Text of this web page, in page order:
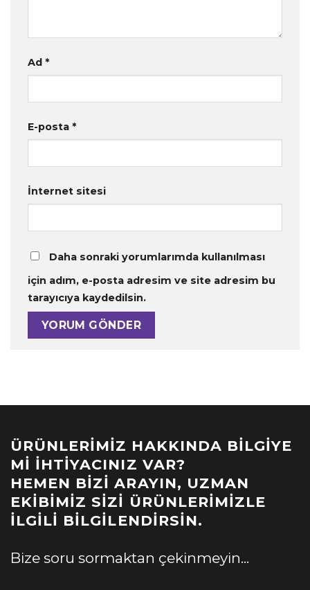
Ad *
E-posta *
İnternet sitesi
Daha sonraki yorumlarımda kullanılması
için adım, e-posta adresim ve site adresim bu
tarayıcıya kaydedilsin.
ÜRÜNLERIMIZ HAKKINDA BILGIYE
MI İHTIYACINIZ VAR?
HEMEN BIZI ARAYIN, UZMAN
EKIBIMIZ SIZI ÜRÜNLERIMIZLE
İLGILI BILGILENDIRSIN.
Bize soru sormaktan çekinmeyin...